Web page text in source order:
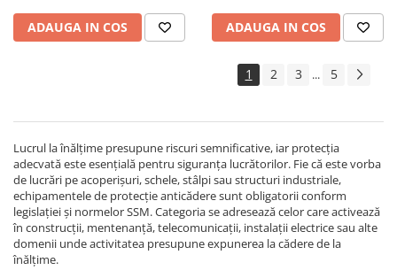
Protecție tăiere
Protecție chimică si biologică
Protecție descărcări electrostatice
(ESD)
Electroizolante
Protecție specială
Riscuri minime
Mânecuțe (Cotiere)
ADAUGA IN COS ADAUGA IN COS
1 2 3 ... 5
Lucrul la înălțime presupune riscuri semnificative, iar protecția
adecvată este esențială pentru siguranța lucrătorilor. Fie că este vorba
de lucrări pe acoperișuri, schele, stâlpi sau structuri industriale,
echipamentele de protecție anticădere sunt obligatorii conform
legislației și normelor SSM. Categoria se adresează celor care activează
în construcții, mentenanță, telecomunicații, instalații electrice sau alte
domenii unde activitatea presupune expunerea la cădere de la
înălțime.